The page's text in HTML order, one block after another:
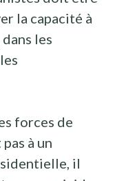
la capacité à
les
forces de
à un
il